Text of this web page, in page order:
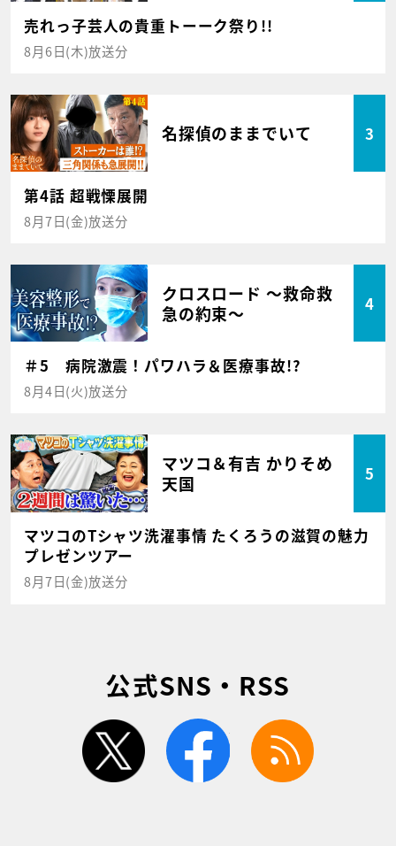
売れっ子芸人の貴重トーーク祭り!!
8月6日(木)放送分
名探偵のままでいて 3
第4話 超戦慄展開
8月7日(金)放送分
クロスロード ～救命救
急の約束～
4
＃5 病院激震！パワハラ＆医療事故!?
8月4日(火)放送分
マツコ＆有吉 かりそめ
天国
5
マツコのTシャツ洗濯事情 たくろうの滋賀の魅力
プレゼンツアー
8月7日(金)放送分
公式SNS・RSS
twitter facebook